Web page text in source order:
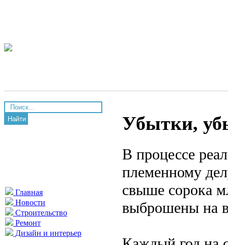
Найти
Главная
Новости
Строительство
Ремонт
Дизайн и интерьер
Убытки,
В процессе
племенному
свыше сорока
выброшены на